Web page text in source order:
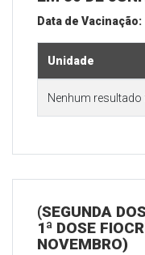
Data de Vacinação:
Unidade
Nenhum
(SEGUNDA
1ª DOSE
NOVEMBRO)